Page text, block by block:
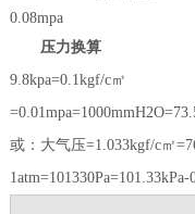
0.08mpa
压力换算
9.8kpa=0.1kgf/c㎡
或：大气压=1.033kgf/c㎡